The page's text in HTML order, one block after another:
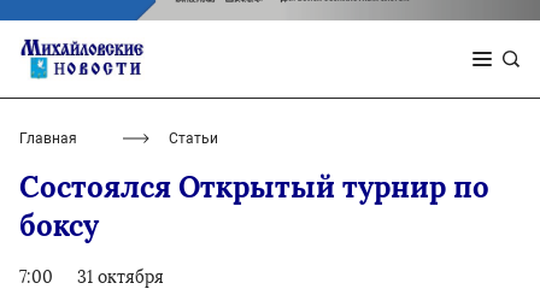
Главная Статьи
Состоялся Открытый турнир по
боксу
7:00 31 октября